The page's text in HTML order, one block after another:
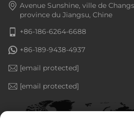
Avenue Sunshine, ville de
province du Jiangsu, Chine
+86-186-6264-6688
+86-189-9438-4937
[email protected]
[email protected]